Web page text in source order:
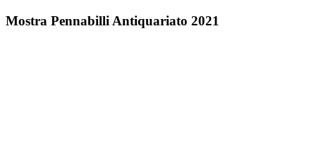
Mostra Pennabilli Antiquariato 2021